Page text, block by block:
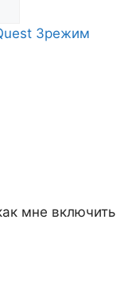
3режим
мне включить